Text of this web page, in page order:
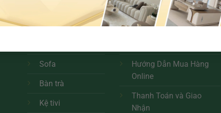
Bàn ăn tròn
Sofa
Bàn trà
Kệ tivi
Chính Sách Bảo Mật
Chính Sách Đổi Trả
Hướng Dẫn Mua Hàng
Online
Thanh Toán và Giao
Nhận